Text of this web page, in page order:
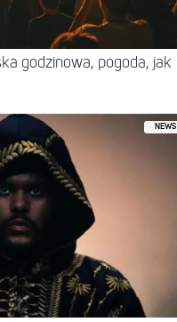
godzinowa, pogoda, jak
NEWS